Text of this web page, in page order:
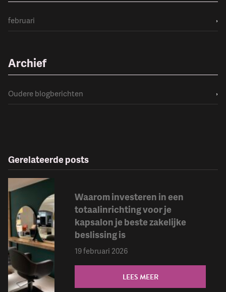
februari ›
Archief
Oudere blogberichten ›
Gerelateerde posts
Waarom investeren in een
totaalinrichting voor je
kapsalon je beste zakelijke
beslissing is
19 februari 2026
LEES MEER